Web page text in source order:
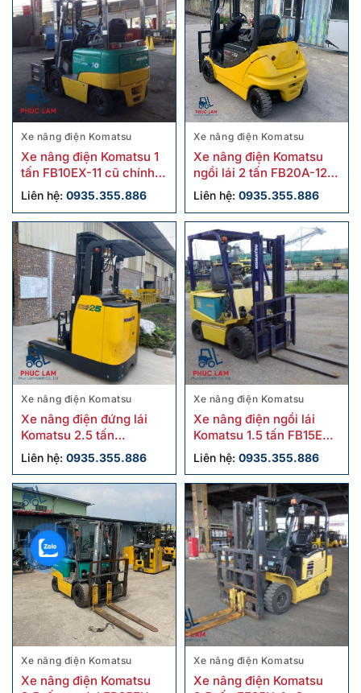
Xe nâng điện Komatsu
Xe nâng điện Komatsu 1
tấn FB10EX-11 cũ chính
hãng
Liên hệ: 0935.355.886
Xe nâng điện Komatsu
Xe nâng điện Komatsu
ngồi lái 2 tấn FB20A-12
cũ
Liên hệ: 0935.355.886
Xe nâng điện Komatsu
Xe nâng điện đứng lái
Komatsu 2.5 tấn
FB25RN-4 cũ
Liên hệ: 0935.355.886
Xe nâng điện Komatsu
Xe nâng điện ngồi lái
Komatsu 1.5 tấn FB15EX-
11 cũ
Liên hệ: 0935.355.886
Xe nâng điện Komatsu
Xe nâng điện Komatsu
Xe nâng điện Komatsu
Xe nâng điện Komatsu